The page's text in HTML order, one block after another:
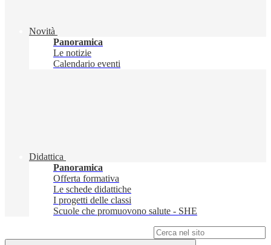
Novità
Panoramica
Le notizie
Calendario eventi
Didattica
Panoramica
Offerta formativa
Le schede didattiche
I progetti delle classi
Scuole che promuovono salute - SHE